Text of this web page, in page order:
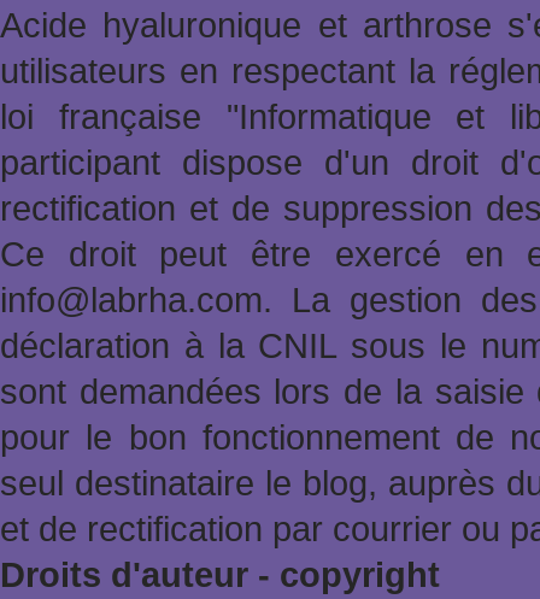
Acide hyaluronique et arthrose
utilisateurs en respectant la
loi française "Informatique et
participant dispose d'un droit
rectification et de suppression
Ce droit peut être exercé en
info@labrha.com. La gestion
déclaration à la CNIL sous le
sont demandées lors de la
pour le bon fonctionnement de
seul destinataire le blog, auprès
et de rectification par courrier ou
Droits d'auteur - copyright